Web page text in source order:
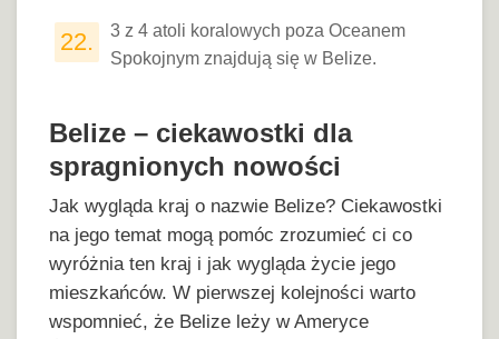
22.
3 z 4 atoli koralowych poza Oceanem
Spokojnym znajdują się w Belize.
Belize – ciekawostki dla
spragnionych nowości
Jak wygląda kraj o nazwie Belize? Ciekawostki
na jego temat mogą pomóc zrozumieć ci co
wyróżnia ten kraj i jak wygląda życie jego
mieszkańców. W pierwszej kolejności warto
wspomnieć, że Belize leży w Ameryce